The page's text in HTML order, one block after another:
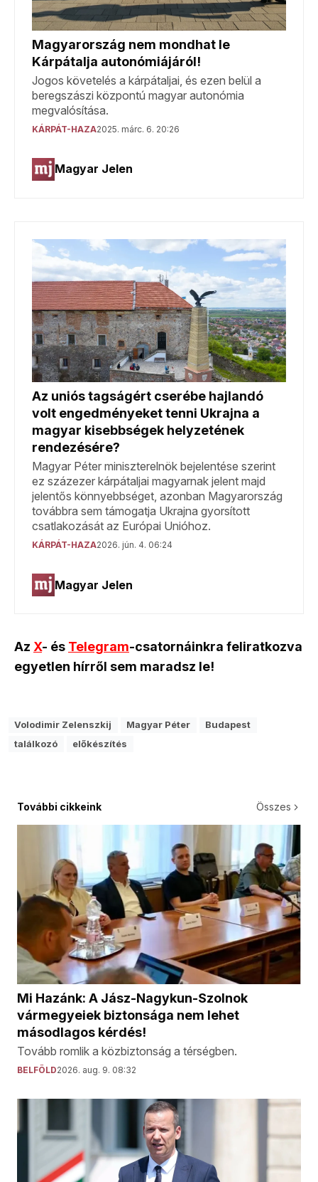
Az X- és Telegram-csatornáinkra feliratkozva
egyetlen hírről sem maradsz le!
Volodimir Zelenszkij Magyar Péter
Budapest
találkozó
előkészítés
További cikkeink Összes
Mi Hazánk: A Jász-Nagykun-Szolnok
vármegyeiek biztonsága nem lehet
másodlagos kérdés!
Tovább romlik a közbiztonság a térségben.
BELFÖLD2026. aug. 9. 08:32